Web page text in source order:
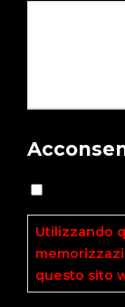
Utilizzando
questo sito